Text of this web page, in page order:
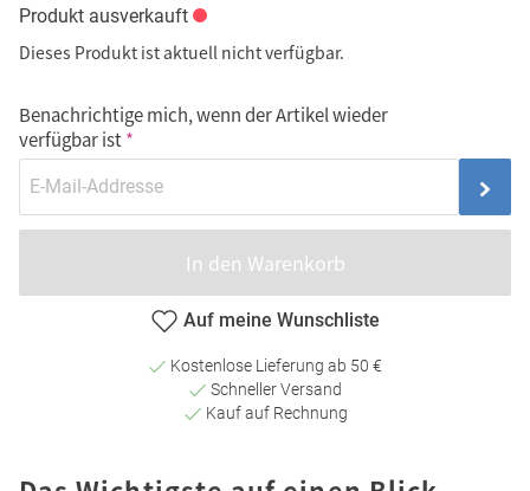
Produkt ausverkauft
Dieses Produkt ist aktuell nicht verfügbar.
Benachrichtige mich, wenn der Artikel wieder
verfügbar ist
In den Warenkorb
Auf meine Wunschliste
Kostenlose Lieferung ab 50 €
Schneller Versand
Kauf auf Rechnung